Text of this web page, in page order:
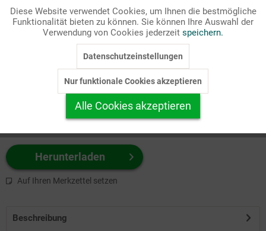
Passende Stichworte
Kirchenjahr, Silvester/Neujahr
zuerst Ihr Produktformat aus.
z.B. Farbe-Grafik, Schwarz-Weiß-Grafik, mit/ohne Text ...
Herunterladen
Auf Ihren Merkzettel setzen
Beschreibung
Marketing Inaktiv
Personalisierung Inaktiv
Service
Diese Website verwendet Cookies, um Ihnen die bestmögliche
Funktionalität bieten zu können. Sie können Ihre Auswahl der
Verwendung von Cookies jederzeit speichern.
Datenschutzeinstellungen
Nur funktionale Cookies akzeptieren
Alle Cookies akzeptieren